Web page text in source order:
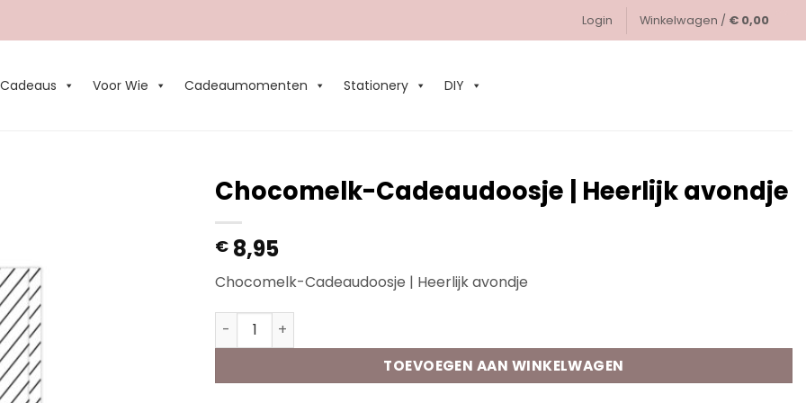
Login Winkelwagen / € 0,00
Cadeaus Voor Wie Cadeaumomenten Stationery DIY
Chocomelk-Cadeaudoosje | Heerlijk avondje
€ 8,95
Chocomelk-Cadeaudoosje | Heerlijk avondje
Chocomelk-Cadeaudoosje | Heerlijk avondje aantal
TOEVOEGEN AAN WINKELWAGEN